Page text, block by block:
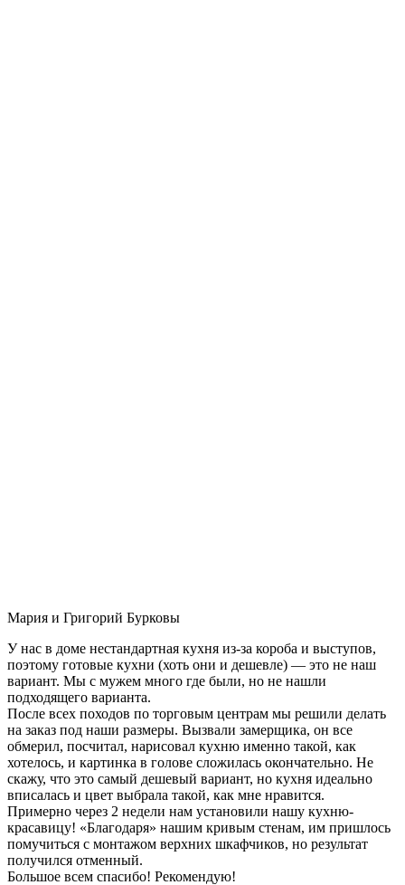
Мария и Григорий Бурковы
У нас в доме нестандартная кухня из-за короба и выступов,
поэтому готовые кухни (хоть они и дешевле) — это не наш
вариант. Мы с мужем много где были, но не нашли
подходящего варианта.
После всех походов по торговым центрам мы решили делать
на заказ под наши размеры. Вызвали замерщика, он все
обмерил, посчитал, нарисовал кухню именно такой, как
хотелось, и картинка в голове сложилась окончательно. Не
скажу, что это самый дешевый вариант, но кухня идеально
вписалась и цвет выбрала такой, как мне нравится.
Примерно через 2 недели нам установили нашу кухню-
красавицу! «Благодаря» нашим кривым стенам, им пришлось
помучиться с монтажом верхних шкафчиков, но результат
получился отменный.
Большое всем спасибо! Рекомендую!